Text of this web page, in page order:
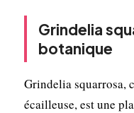
Grindelia
botanique
Grindelia squarrosa,
écailleuse, est une